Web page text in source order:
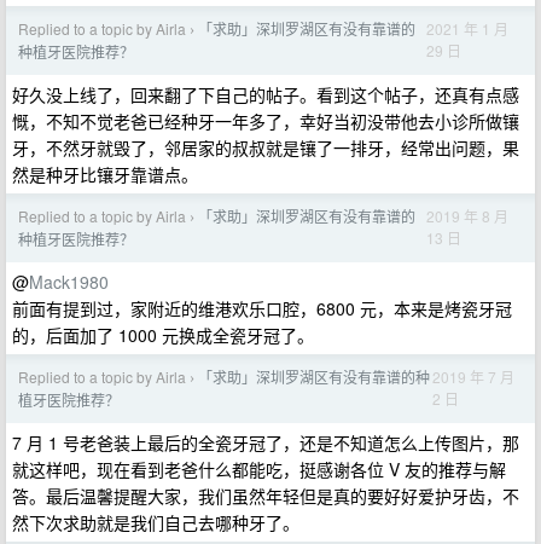
Replied to a topic by Airla ›
「求助」深圳罗湖区有没有靠谱的
种植牙医院推荐？
2021 年 1 月
29 日
好久没上线了，回来翻了下自己的帖子。看到这个帖子，还真有点感
慨，不知不觉老爸已经种牙一年多了，幸好当初没带他去小诊所做镶
牙，不然牙就毁了，邻居家的叔叔就是镶了一排牙，经常出问题，果
然是种牙比镶牙靠谱点。
Replied to a topic by Airla ›
「求助」深圳罗湖区有没有靠谱的
种植牙医院推荐？
2019 年 8 月
13 日
@Mack1980
前面有提到过，家附近的维港欢乐口腔，6800 元，本来是烤瓷牙冠
的，后面加了 1000 元换成全瓷牙冠了。
Replied to a topic by Airla ›
「求助」深圳罗湖区有没有靠谱的种
植牙医院推荐？
2019 年 7 月
2 日
7 月 1 号老爸装上最后的全瓷牙冠了，还是不知道怎么上传图片，那
就这样吧，现在看到老爸什么都能吃，挺感谢各位 V 友的推荐与解
答。最后温馨提醒大家，我们虽然年轻但是真的要好好爱护牙齿，不
然下次求助就是我们自己去哪种牙了。